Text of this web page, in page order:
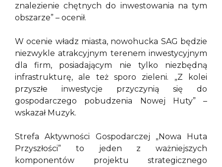
znalezienie chętnych do inwestowania na tym
obszarze” – ocenił.
W ocenie władz miasta, nowohucka SAG będzie
niezwykle atrakcyjnym terenem inwestycyjnym
dla firm, posiadającym nie tylko niezbędną
infrastrukturę, ale też sporo zieleni. „Z kolei
przyszłe inwestycje przyczynią się do
gospodarczego pobudzenia Nowej Huty” –
wskazał Muzyk.
Strefa Aktywności Gospodarczej „Nowa Huta
Przyszłości” to jeden z ważniejszych
komponentów projektu strategicznego